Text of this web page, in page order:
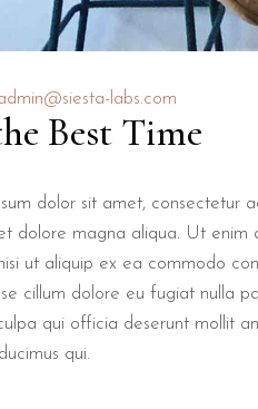
labs.com
Best Time
dolor sit amet, consectetur
dolore magna aliqua. Ut enim
ut aliquip ex ea commodo
cillum dolore eu fugiat nulla
qui officia deserunt mollit
qui.